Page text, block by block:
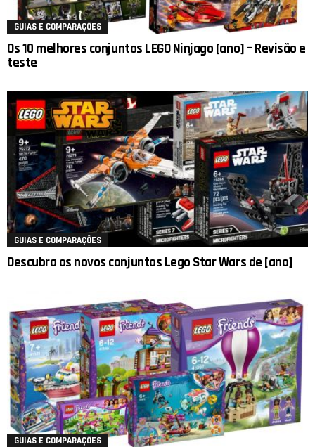
GUIAS E COMPARAÇÕES
Os 10 melhores conjuntos LEGO Ninjago [ano] – Revisão e
teste
GUIAS E COMPARAÇÕES
Descubra os novos conjuntos Lego Star Wars de [ano]
GUIAS E COMPARAÇÕES